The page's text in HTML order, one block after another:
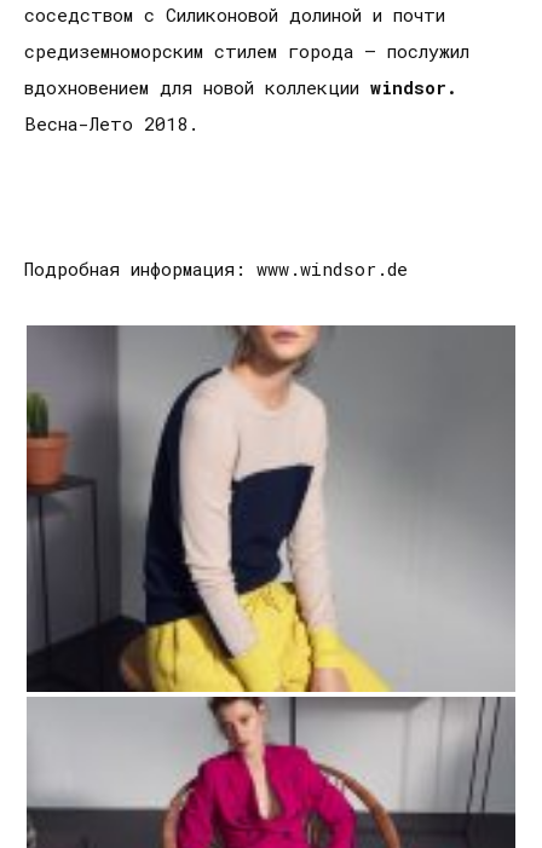
соседством с Силиконовой долиной и почти
средиземноморским стилем города – послужил
вдохновением для новой коллекции windsor.
Весна-Лето 2018.
Подробная информация: www.windsor.de